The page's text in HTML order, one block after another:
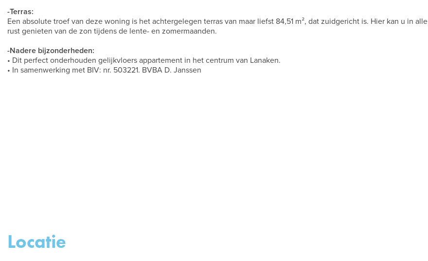
-Terras:
Een absolute troef van deze woning is het achtergelegen terras van maar liefst 84,51 m², dat zuidgericht is. Hier kan u in alle
rust genieten van de zon tijdens de lente- en zomermaanden.
-Nadere bijzonderheden:
• Dit perfect onderhouden gelijkvloers appartement in het centrum van Lanaken.
• In samenwerking met BIV: nr. 503221. BVBA D. Janssen
Locatie